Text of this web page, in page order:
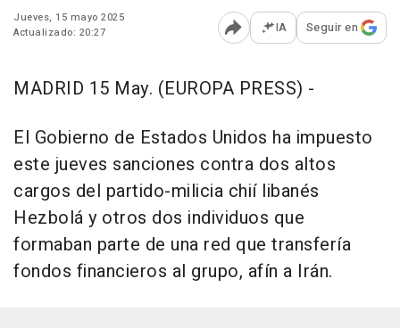
Jueves, 15 mayo 2025
Actualizado: 20:27
Abrir opciones para
IA Seguir en
MADRID 15 May. (EUROPA PRESS) -
El Gobierno de Estados Unidos ha impuesto
este jueves sanciones contra dos altos
cargos del partido-milicia chií libanés
Hezbolá y otros dos individuos que
formaban parte de una red que transfería
fondos financieros al grupo, afín a Irán.